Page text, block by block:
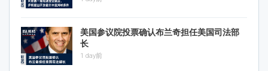
美国参议院投票确认布兰奇担任美国司法部
长
1 day前